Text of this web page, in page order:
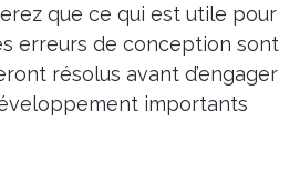
que ce qui est utile pour
erreurs de conception sont
résolus avant d’engager
importants